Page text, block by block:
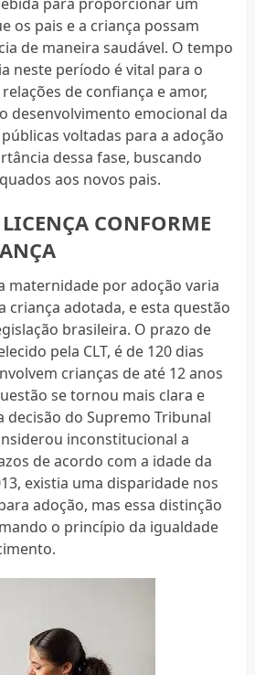
os pais e a criança possam
de maneira saudável. O tempo
neste período é vital para o
de confiança e amor,
desenvolvimento emocional da
voltadas para a adoção
dessa fase, buscando
aos novos pais.
CONFORME
maternidade por adoção varia
criança adotada, e esta questão
brasileira. O prazo de
pela CLT, é de 120 dias
crianças de até 12 anos
se tornou mais clara e
decisão do Supremo Tribunal
inconstitucional a
de acordo com a idade da
existia uma disparidade nos
adoção, mas essa distinção
o princípio da igualdade